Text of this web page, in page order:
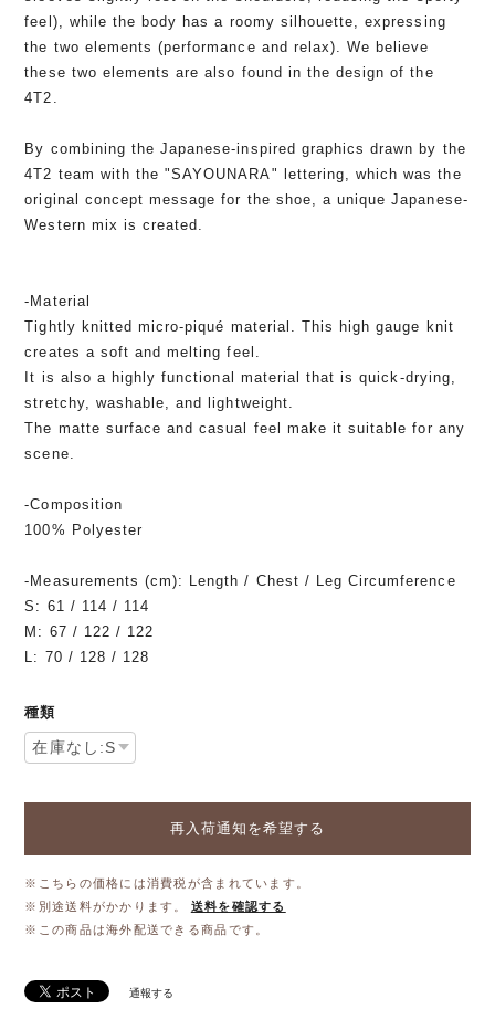
feel), while the body has a roomy silhouette, expressing
the two elements (performance and relax). We believe
these two elements are also found in the design of the
4T2.
By combining the Japanese-inspired graphics drawn by the
4T2 team with the "SAYOUNARA" lettering, which was the
original concept message for the shoe, a unique Japanese-
Western mix is created.
-Material
Tightly knitted micro-piqué material. This high gauge knit
creates a soft and melting feel.
It is also a highly functional material that is quick-drying,
stretchy, washable, and lightweight.
The matte surface and casual feel make it suitable for any
scene.
-Composition
100% Polyester
-Measurements (cm): Length / Chest / Leg Circumference
S: 61 / 114 / 114
M: 67 / 122 / 122
L: 70 / 128 / 128
種類
再入荷通知を希望する
※こちらの価格には消費税が含まれています。
※別途送料がかかります。
送料を確認する
※この商品は海外配送できる商品です。
通報する